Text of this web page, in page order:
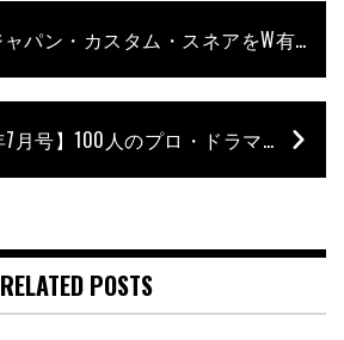
新生SAKAEのジャパン・カスタム・スネアをW有松が検証！
【ドラマガ2020年7月号】100人のプロ・ドラマーが選んだ Drummer’s Drummer – 鈴木浩之［THE KEBABS］
RELATED POSTS